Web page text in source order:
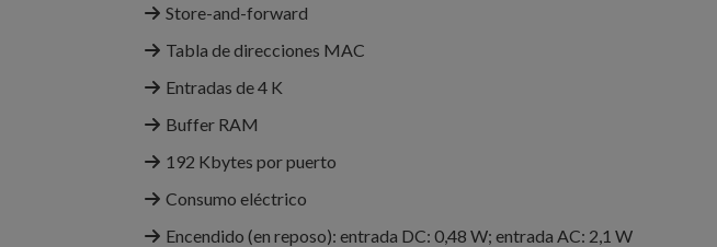
Store-and-forward
Tabla de direcciones MAC
Entradas de 4 K
Buffer RAM
192 Kbytes por puerto
Consumo eléctrico
Encendido (en reposo): entrada DC: 0,48 W; entrada AC: 2,1 W